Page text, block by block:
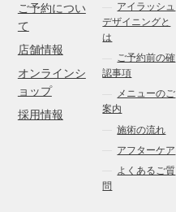
ご予約につい
て
店舗情報
オンラインシ
ョップ
採用情報
アイラッシュ
デザイニングと
は
ご予約前の確
認事項
メニューのご
案内
施術の流れ
アフターケア
よくあるご質
問